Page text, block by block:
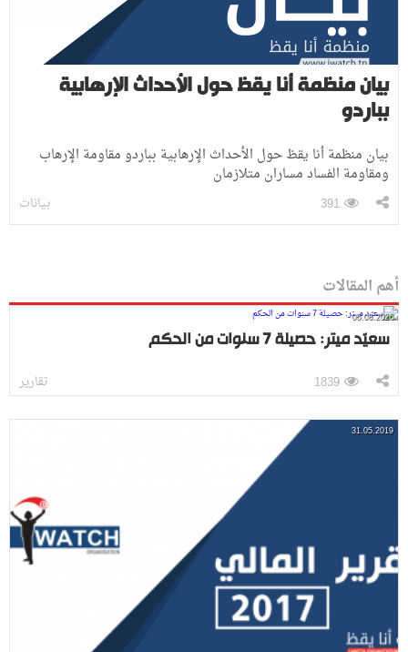
بيان منظمة أنا يقظ حول الأحداث الإرهابية
بباردو
بيان منظمة أنا يقظ حول الأحداث الإرهابية بباردو مقاومة الإرهاب
ومقاومة الفساد مساران متلازمان
بيانات 391
أهم المقالات
06.08.2026
سعيّد ميتر: حصيلة 7 سنوات من الحكم
تقارير 1839
31.05.2019